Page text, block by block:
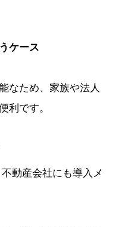
ケース
なため、家族や法人
利です。
動産会社にも導入メ